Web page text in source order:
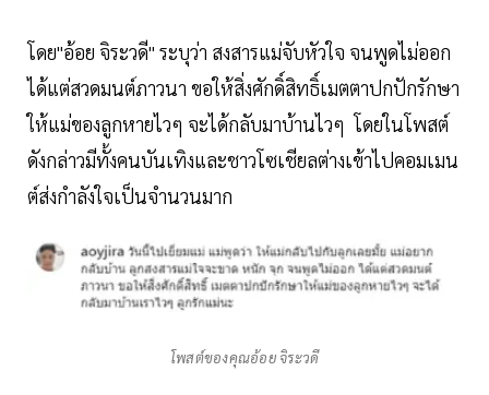
โดย"อ้อย จิระวดี" ระบุว่า สงสารแม่จับหัวใจ จนพูดไม่ออก
ได้แต่สวดมนต์ภาวนา ขอให้สิ่งศักดิ์สิทธิ์เมตตาปกปักรักษา
ให้แม่ของลูกหายไวๆ จะได้กลับมาบ้านไวๆ โดยในโพสต์
ดังกล่าวมีทั้งคนบันเทิงและชาวโซเชียลต่างเข้าไปคอมเมน
ต์ส่งกำลังใจเป็นจำนวนมาก
โพสต์ของคุณอ้อย จิระวดี